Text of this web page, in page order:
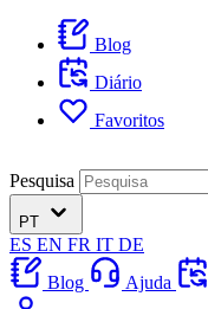
Blog
Diário
Favoritos
Pesquisa
PT
ES EN FR IT DE
Blog
Ajuda